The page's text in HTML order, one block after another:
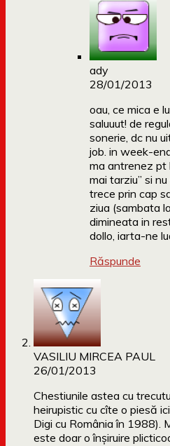
ady
28/01/2013
oau, ce mica e
saluuut! de
sonerie, dc nu
job. in week-
ma antrenez pt
mai tarziu” si
trece prin cap
ziua (sambata
dimineata in
dollo, iarta-ne
Răspunde
VASILIU MIRCEA PAUL
26/01/2013
Chestiunile astea cu
heirupistic cu cîte o piesă
Digi cu România în 1988).
este doar o înșiruire